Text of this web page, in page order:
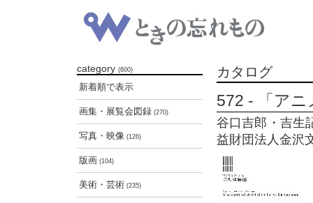
category (600)
新着順で表示
画集・展覧会図録 (270)
写真・映像 (126)
版画 (104)
美術・芸術 (235)
カタログ
572 - 「ア
谷口吉郎・吉生
益財団法人金沢